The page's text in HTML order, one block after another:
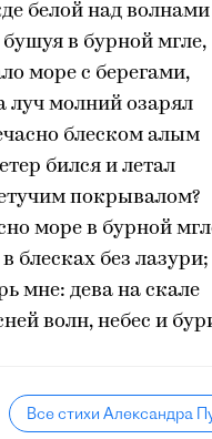
белой над волнами
бушуя в бурной мгле,
море с берегами,
луч молний озарял
блеском алым
бился и летал
покрывалом?
море в бурной
блесках без лазури;
мне: дева на скале
волн, небес и
Все стихи Александра